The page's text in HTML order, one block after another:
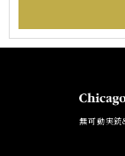
無可動実